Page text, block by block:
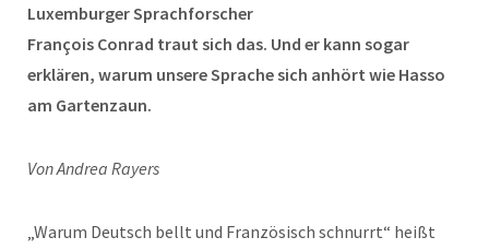
Luxemburger Sprachforscher
François Conrad traut sich das. Und er kann sogar
erklären, warum unsere Sprache sich anhört wie Hasso
am Gartenzaun.
Von Andrea Rayers
„Warum Deutsch bellt und Französisch schnurrt“ heißt